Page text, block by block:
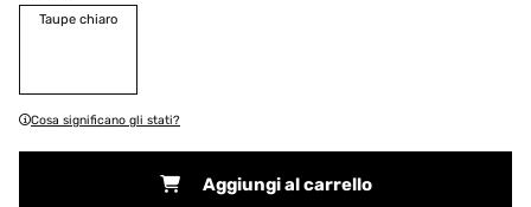
Taupe chiaro
Cosa significano gli stati?
Aggiungi al carrello